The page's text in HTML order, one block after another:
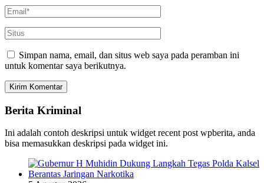
Simpan nama, email, dan situs web saya pada peramban ini
untuk komentar saya berikutnya.
Berita Kriminal
Ini adalah contoh deskripsi untuk widget recent post wpberita, anda
bisa memasukkan deskripsi pada widget ini.